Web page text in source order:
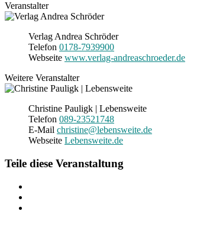
Veranstalter
Verlag Andrea Schröder
Telefon 0178-7939900
Webseite www.verlag-andreaschroeder.de
Weitere Veranstalter
Christine Pauligk | Lebensweite
Telefon 089-23521748
E-Mail christine@lebensweite.de
Webseite Lebensweite.de
Teile diese Veranstaltung